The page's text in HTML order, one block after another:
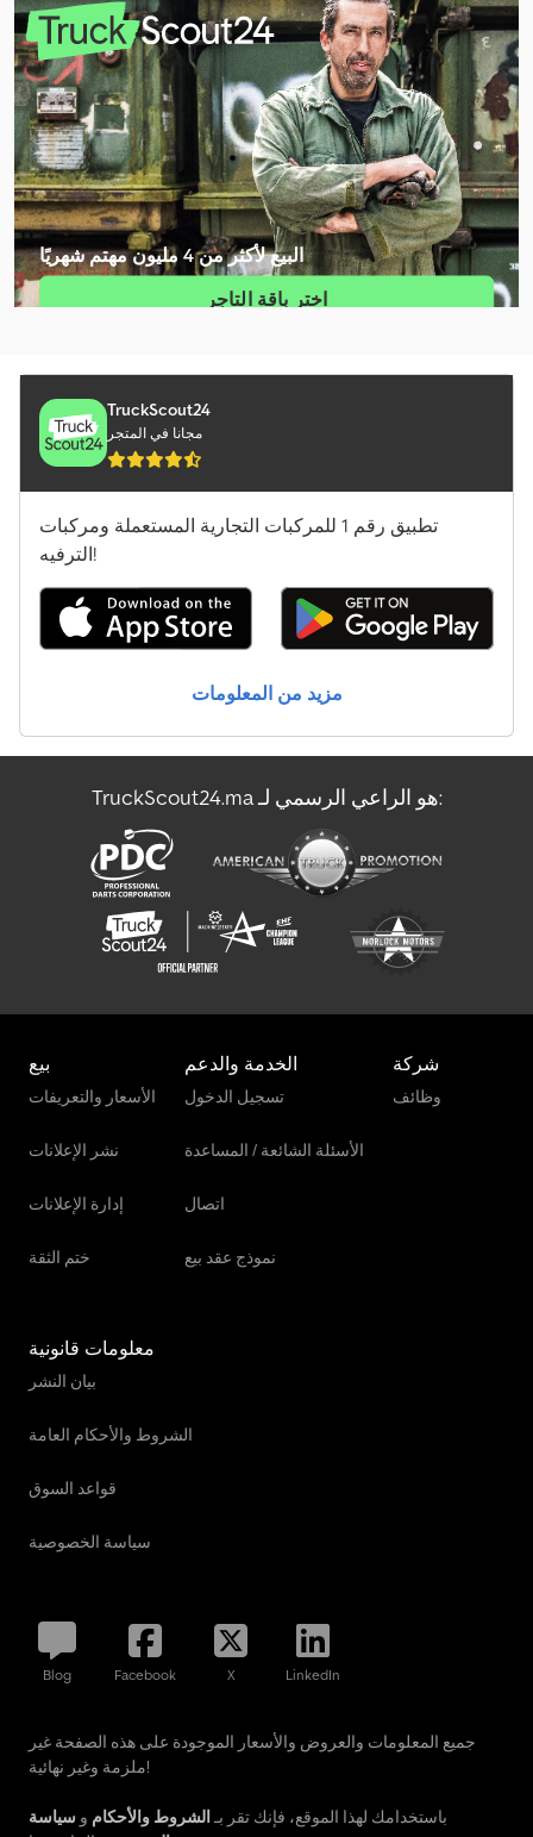
Linde H 30
Linde L 10
Linde L 12
Linde L 16
Mercedes-Benz Actros
Mercedes-Benz Atego
Mercedes-Benz Atego 1200
Mercedes-Benz Atego 800
Schäffer 2028 Slt
شاحنة الخردة
شاحنة قلابة مع رافعة
شاحنة نقل الحليب
مركبة نقل أموال مدرعة
ناقل الزجاج
البيع لأكثر من 4 مليون مهتم شهريًا
اختر باقة التاجر
TruckScout24
مجانا في المتجر
تطبيق رقم 1 للمركبات التجارية المستعملة ومركبات
الترفيه!
مزيد من المعلومات
TruckScout24.ma هو الراعي الرسمي لـ:
بيع
الأسعار والتعريفات
نشر الإعلانات
إدارة الإعلانات
ختم الثقة
الخدمة والدعم
تسجيل الدخول
الأسئلة الشائعة / المساعدة
اتصال
نموذج عقد بيع
شركة
وظائف
معلومات قانونية
بيان النشر
الشروط والأحكام العامة
قواعد السوق
سياسة الخصوصية
Blog Facebook X LinkedIn
جميع المعلومات والعروض والأسعار الموجودة على هذه الصفحة غير
ملزمة وغير نهائية!
باستخدامك لهذا الموقع، فإنك تقر بـ الشروط والأحكام و سياسة